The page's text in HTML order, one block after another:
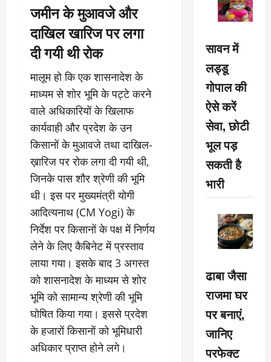
जमीन के मुआवजे और
दाखिल खारिज पर लगा
दी गयी थी रोक
मालूम हो कि एक शासनादेश के
माध्यम से शोर भूमि के पट्टे करने
वाले अधिकारियों के खिलाफ
कार्यवाही और प्रदेश के उन
किसानों के मुआवजे तथा दाखिल-
ख़ारिज पर रोक लगा दी गयी थी,
जिनके पास शौर श्रेणी की भूमि
थी। इस पर मुख्यमंत्री योगी
आदित्यनाथ (CM Yogi) के
निर्देश पर किसानों के पक्ष में निर्णय
लेने के लिए कैबिनेट में प्रस्ताव
लाया गया। इसके बाद 3 अगस्त
को शासनादेश के माध्यम से शोर
भूमि को सामान्य श्रेणी की भूमि
घोषित किया गया। इससे प्रदेश
के हजारों किसानों को भूमिधारी
अधिकार प्राप्त होने लगे।
सावन में
लड्डू
गोपाल की
ऐसे करें
सेवा, छोटी
भूल पड़
सकती है
भारी
ढाबा जैसा
राजमा घर
पर बनाएं,
जानिए
परफेक्ट